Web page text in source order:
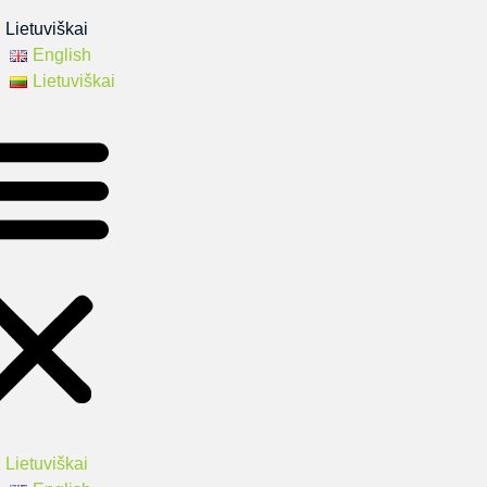
Lietuviškai
English
Lietuviškai
Lietuviškai